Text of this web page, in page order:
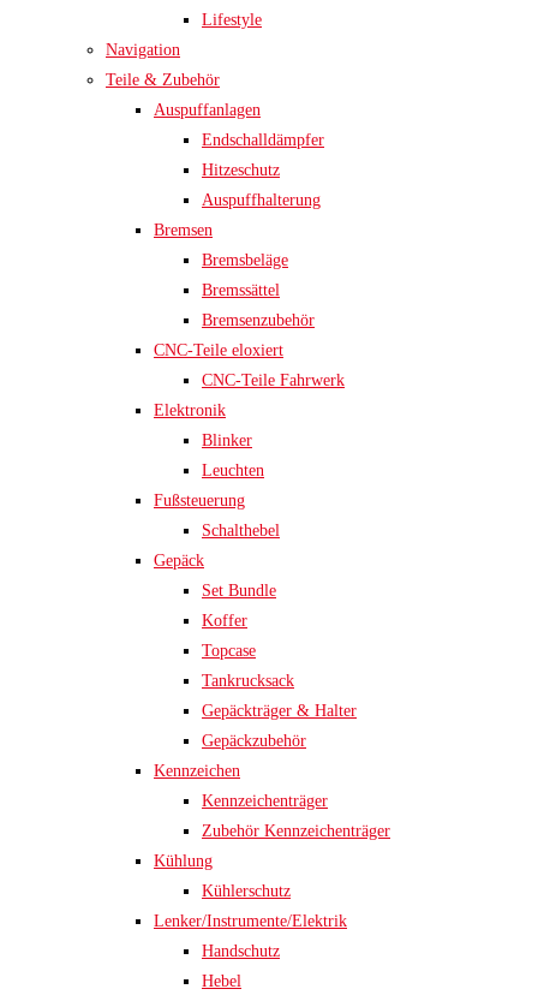
Lifestyle
Navigation
Teile & Zubehör
Auspuffanlagen
Endschalldämpfer
Hitzeschutz
Auspuffhalterung
Bremsen
Bremsbeläge
Bremssättel
Bremsenzubehör
CNC-Teile eloxiert
CNC-Teile Fahrwerk
Elektronik
Blinker
Leuchten
Fußsteuerung
Schalthebel
Gepäck
Set Bundle
Koffer
Topcase
Tankrucksack
Gepäckträger & Halter
Gepäckzubehör
Kennzeichen
Kennzeichenträger
Zubehör Kennzeichenträger
Kühlung
Kühlerschutz
Lenker/Instrumente/Elektrik
Handschutz
Hebel